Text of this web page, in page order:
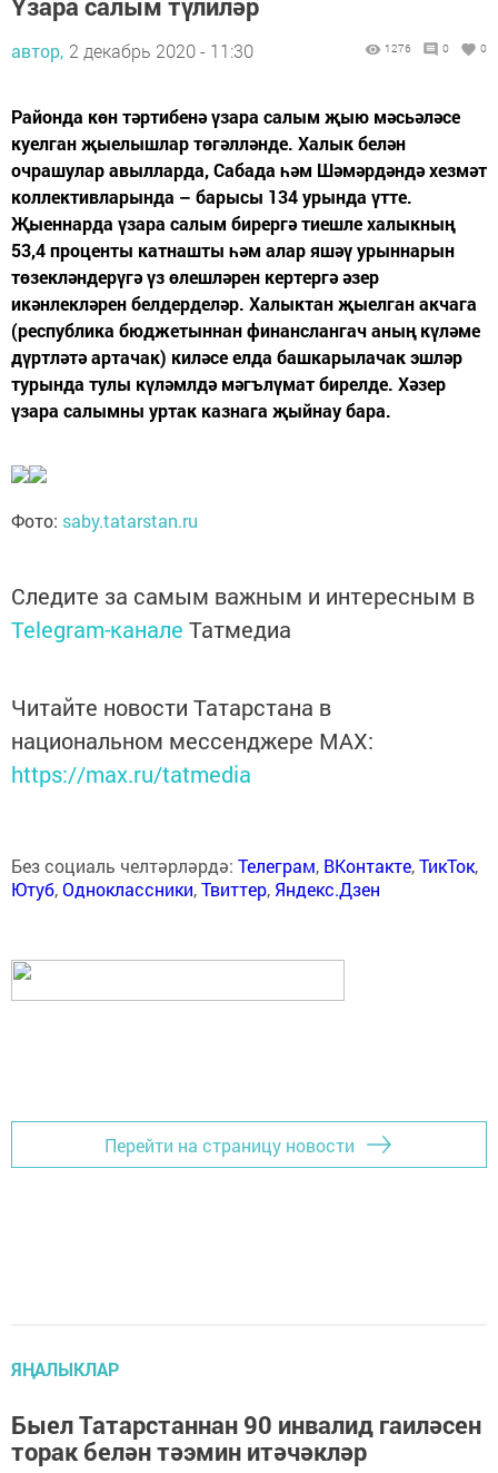
автор, 2 декабрь 2020 - 11:30 1276 0 0
Районда көн тәртибенә үзара салым җыю мәсьәләсе
куелган җыелышлар төгәлләнде. Халык белән
очрашулар авылларда, Сабада һәм Шәмәрдәндә хезмәт
коллективларында – барысы 134 урында үтте.
Җыеннарда үзара салым бирергә тиешле халыкның
53,4 проценты катнашты һәм алар яшәү урыннарын
төзекләндерүгә үз өлешләрен кертергә әзер
икәнлекләрен белдерделәр. Халыктан җыелган акчага
(респуб­лика бюджетыннан финанслангач аның күләме
дүртләтә артачак) киләсе елда башкарылачак эшләр
турында тулы күләмлдә мәгълүмат бирелде. Хәзер
үзара салымны уртак казнага җыйнау бара.
Фото: saby.tatarstan.ru
Следите за самым важным и интересным в
Telegram-канале Татмедиа
Читайте новости Татарстана в
национальном мессенджере MАХ:
https://max.ru/tatmedia
Без социаль челтәрләрдә: Телеграм, ВКонтакте,ТикТок,
Ютуб,Одноклассники,Твиттер, Яндекс.Дзен
Перейти на страницу новости
ЯҢАЛЫКЛАР
Быел Татарстаннан 90 инвалид гаиләсен
торак белән тәэмин итәчәкләр